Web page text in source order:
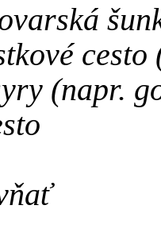
cesto
(napr.